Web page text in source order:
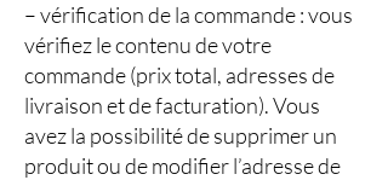
– vérification de la commande : vous
vérifiez le contenu de votre
commande (prix total, adresses de
livraison et de facturation). Vous
avez la possibilité de supprimer un
produit ou de modifier l’adresse de